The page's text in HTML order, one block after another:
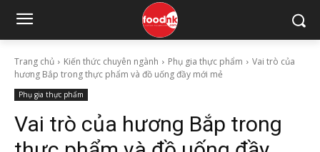
Trang chủ Kiến thức chuyên ngành Phụ gia thực phẩm
Vai trò của
hương Bắp trong thực phẩm và đồ uống đầy mới mẻ
Phụ gia thực phẩm
Vai trò của hương Bắp trong